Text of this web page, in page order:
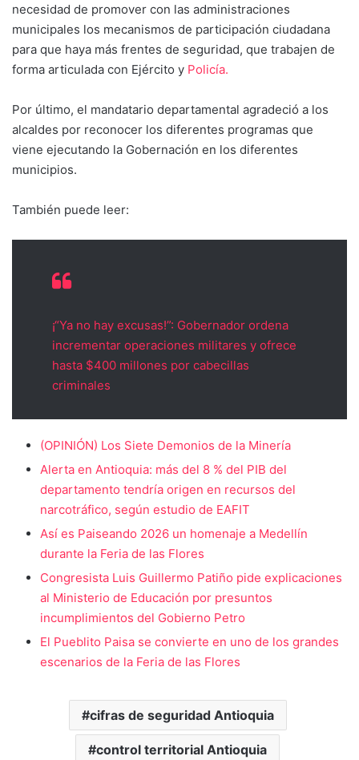
necesidad de promover con las administraciones
municipales los mecanismos de participación ciudadana
para que haya más frentes de seguridad, que trabajen de
forma articulada con Ejército y Policía.
Por último, el mandatario departamental agradeció a los
alcaldes por reconocer los diferentes programas que
viene ejecutando la Gobernación en los diferentes
municipios.
También puede leer:
¡“Ya no hay excusas!”: Gobernador ordena
incrementar operaciones militares y ofrece
hasta $400 millones por cabecillas
criminales
(OPINIÓN) Los Siete Demonios de la Minería
Alerta en Antioquia: más del 8 % del PIB del
departamento tendría origen en recursos del
narcotráfico, según estudio de EAFIT
Así es Paiseando 2026 un homenaje a Medellín
durante la Feria de las Flores
Congresista Luis Guillermo Patiño pide explicaciones
al Ministerio de Educación por presuntos
incumplimientos del Gobierno Petro
El Pueblito Paisa se convierte en uno de los grandes
escenarios de la Feria de las Flores
cifras de seguridad Antioquia
control territorial Antioquia